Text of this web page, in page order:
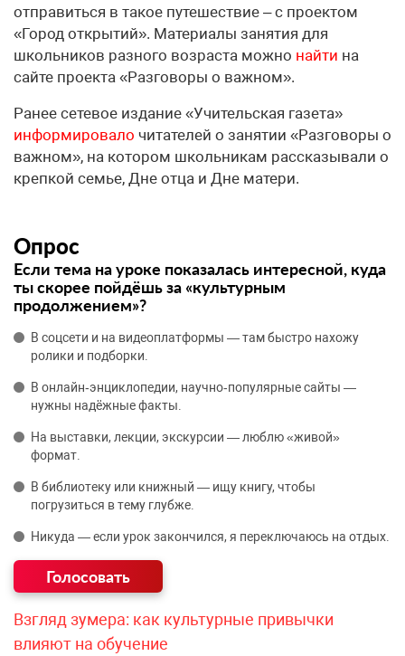
отправиться в такое путешествие – с проектом
«Город открытий». Материалы занятия для
школьников разного возраста можно найти на
сайте проекта «Разговоры о важном».
Ранее сетевое издание «Учительская газета»
информировало читателей о занятии «Разговоры о
важном», на котором школьникам рассказывали о
крепкой семье, Дне отца и Дне матери.
Опрос
Если тема на уроке показалась интересной, куда
ты скорее пойдёшь за «культурным
продолжением»?
В соцсети и на видеоплатформы — там быстро нахожу
ролики и подборки.
В онлайн‑энциклопедии, научно‑популярные сайты —
нужны надёжные факты.
На выставки, лекции, экскурсии — люблю «живой»
формат.
В библиотеку или книжный — ищу книгу, чтобы
погрузиться в тему глубже.
Никуда — если урок закончился, я переключаюсь на отдых.
Взгляд зумера: как культурные привычки
влияют на обучение